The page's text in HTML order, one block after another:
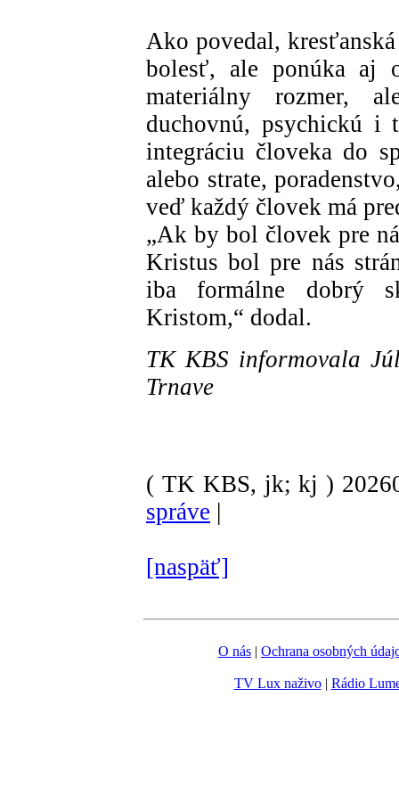
Ako povedal,
bolesť, ale ponúka aj
materiálny rozmer,
duchovnú, psychickú i
integráciu človeka do
alebo strate,
veď každý človek má
„Ak by bol človek pre
Kristus bol pre nás
iba formálne dobrý
Kristom,“ dodal.
TK KBS informovala
Trnave
( TK KBS, jk; kj )
správe |
[naspäť]
O nás | Ochrana osobných
TV Lux naživo| Rádio